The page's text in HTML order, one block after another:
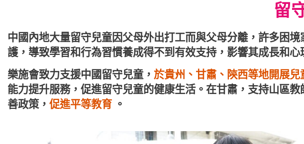
留
中國內地大量留守兒童因父母外出打工而與父母分離，許多困
護，導致學習和行為習慣養成得不到有效支持，影響其成長和
樂施會致力支援中國留守兒童， 於貴州、甘肅、陝西等地開展兒
能力提升服務，促進留守兒童的健康生活。在甘肅，支持山區
善政策， 促進平等教育 。